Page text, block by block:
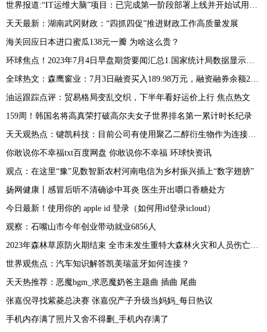
世界报道:“IT运维大脑”项目：已完成第一阶段部署上线并开始试用测试
天天最新：湖南武冈财政：“四抓四促”推进财政工作高质量发展
海关回应日本进口蜜瓜138元一瓣 为啥这么贵？
环球焦点！2023年7月4日早盘期货要闻汇总1.国家统计局数据显示，据对全国流通领域9大类50种重要生产资料市场价格的监测显示，2023年6月下旬与6月中旬相比，19种产品价格上涨，25种下降，6种持平
全球热文：森鹰窗业：7月3日融资买入189.98万元，融资融券余额2601.14万元
油运跟踪点评：贸易格局变乱交织，下半年看好运价上行 焦点热文
159周！韩国名将高真荣打破高尔夫女子世界排名第一累计时长纪录
天天观热点：键凯科技：目前公司有使用聚乙二醇衍生物作为连接子的早期研发项目客户 产生收入较少
你敢说你不幸福txt百度网盘 你敢说你不幸福 环球快资讯
观点：在这里“豫”见数智新农村河南电信为乡村振兴插上“数字翅膀”
扬网健康丨感冒后听不清确诊中耳炎 医生开出嚼口香糖处方
今日最新！使用你的 apple id 登录（如何用id登录icloud）
观察：石嘴山市今年创业带动就业6856人
2023年森林草原防火期结束 全市未发生重特大森林火灾和人员伤亡事故
世界观焦点：汽车知识解答凯美瑞蓝牙如何连接？
天天热推荐：恶魔bgm_求恶魔奶爸主题曲 插曲 尾曲
张嘉倪寻找紫菱总决赛 张嘉倪产子升级当妈妈_每日热议
手机内存满了照片又舍不得删_手机内存满了